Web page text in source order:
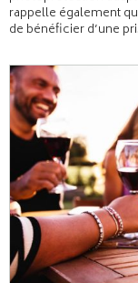
rappelle également
de bénéficier d’une